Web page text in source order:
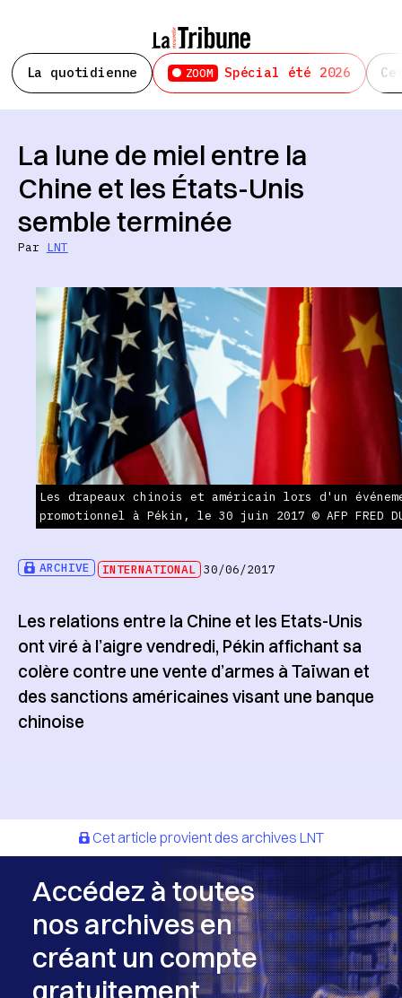
La quotidienne ZOOM Spécial été 2026
ARCHIVE INTERNATIONAL 30/06/2017
La lune de miel entre la
Chine et les États-Unis
semble terminée
Par LNT
Les drapeaux chinois et américain lors d'un
promotionnel à Pékin, le 30 juin 2017 © AFP FRED
Les relations entre la Chine et les Etats-Unis
ont viré à l’aigre vendredi, Pékin affichant sa
colère contre une vente d’armes à Taïwan et
des sanctions américaines visant une banque
chinoise
Cet article provient des archives LNT
Accédez à toutes
nos archives en
créant un compte
gratuitement